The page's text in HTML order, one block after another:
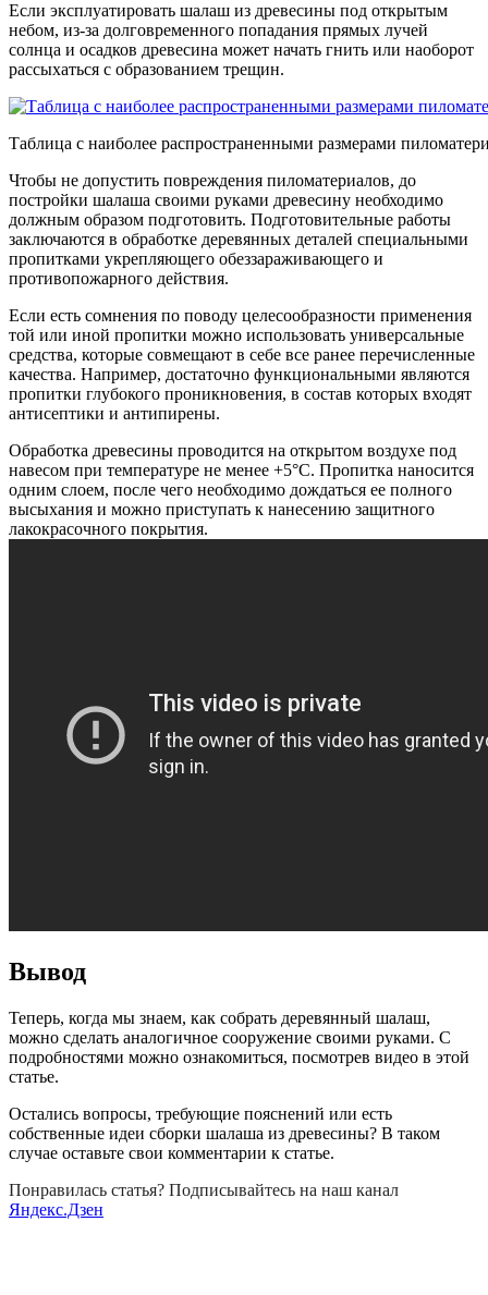
Если эксплуатировать шалаш из древесины под открытым
небом, из-за долговременного попадания прямых лучей
солнца и осадков древесина может начать гнить или наоборот
рассыхаться с образованием трещин.
Таблица с наиболее распространенными размерами
Чтобы не допустить повреждения пиломатериалов, до
постройки шалаша своими руками древесину необходимо
должным образом подготовить. Подготовительные работы
заключаются в обработке деревянных деталей специальными
пропитками укрепляющего обеззараживающего и
противопожарного действия.
Если есть сомнения по поводу целесообразности применения
той или иной пропитки можно использовать универсальные
средства, которые совмещают в себе все ранее перечисленные
качества. Например, достаточно функциональными являются
пропитки глубокого проникновения, в состав которых входят
антисептики и антипирены.
Обработка древесины проводится на открытом воздухе под
навесом при температуре не менее +5°С. Пропитка наносится
одним слоем, после чего необходимо дождаться ее полного
высыхания и можно приступать к нанесению защитного
лакокрасочного покрытия.
Вывод
Теперь, когда мы знаем, как собрать деревянный шалаш,
можно сделать аналогичное сооружение своими руками. С
подробностями можно ознакомиться, посмотрев видео в этой
статье.
Остались вопросы, требующие пояснений или есть
собственные идеи сборки шалаша из древесины? В таком
случае оставьте свои комментарии к статье.
Понравилась статья? Подписывайтесь на наш канал
Яндекс.Дзен